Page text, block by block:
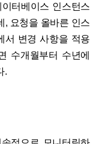
터베이스 인스턴스
, 요청을 올바른 인스
서 변경 사항을 적용
수개월부터 수년에
.